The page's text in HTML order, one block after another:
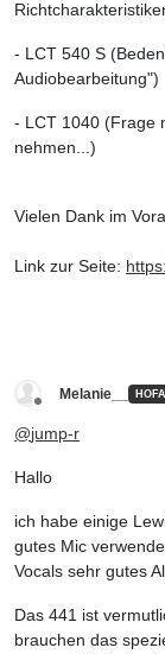
- LCT 540 S
Audiobearbeitung")
- LCT 1040 (Frage
nehmen...)
Vielen Dank im
Link zur Seite:
Melanie__
@jump-r
Hallo
ich habe einige
gutes Mic
Vocals sehr gutes
Das 441 ist
brauchen das